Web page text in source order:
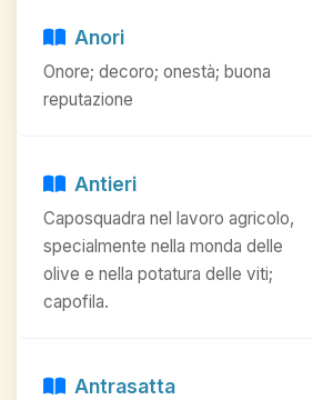
Anori
Onore; decoro; onestà; buona
reputazione
Antieri
Caposquadra nel lavoro agricolo,
specialmente nella monda delle
olive e nella potatura delle viti;
capofila.
Antrasatta